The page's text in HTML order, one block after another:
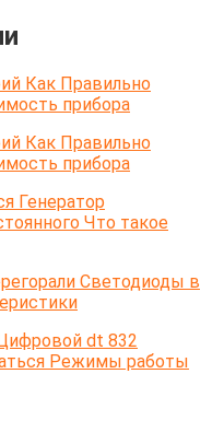
Как Правильно
прибора
Как Правильно
прибора
Генератор
Что такое
Светодиоды в
dt 832
Режимы работы